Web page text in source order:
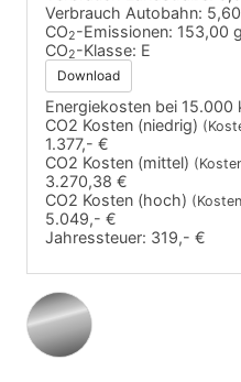
Verbrauch Autobahn:
CO2-Emissionen: 153,00
CO2-Klasse: E
Download
Energiekosten bei 15.000
CO2 Kosten (niedrig)
1.377,- €
CO2 Kosten (mittel)
3.270,38 €
CO2 Kosten (hoch)
5.049,- €
Jahressteuer: 319,- €